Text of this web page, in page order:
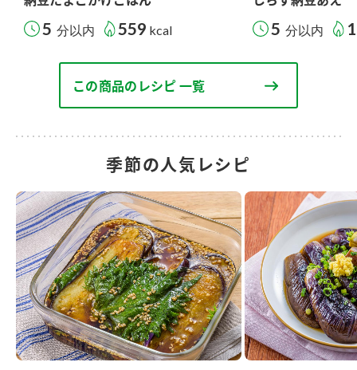
5 分以内 559 kcal 5 分以内
この商品のレシピ 一覧
季節の人気レシピ